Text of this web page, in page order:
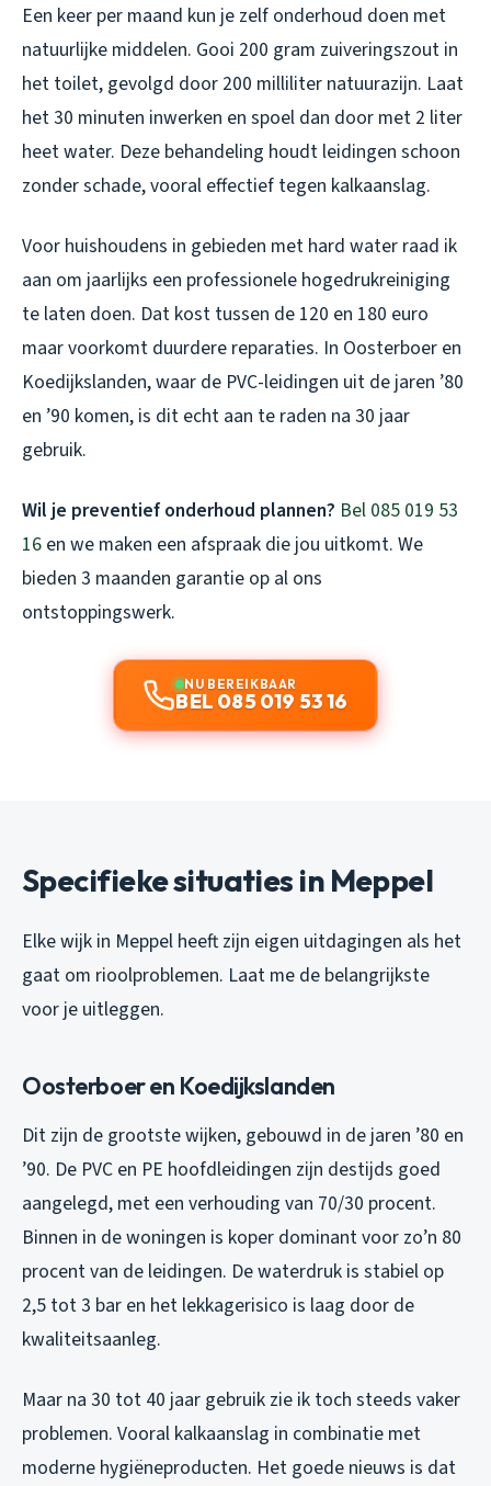
Een keer per maand kun je zelf onderhoud doen met
natuurlijke middelen. Gooi 200 gram zuiveringszout in
het toilet, gevolgd door 200 milliliter natuurazijn. Laat
het 30 minuten inwerken en spoel dan door met 2 liter
heet water. Deze behandeling houdt leidingen schoon
zonder schade, vooral effectief tegen kalkaanslag.
Voor huishoudens in gebieden met hard water raad ik
aan om jaarlijks een professionele hogedrukreiniging
te laten doen. Dat kost tussen de 120 en 180 euro
maar voorkomt duurdere reparaties. In Oosterboer en
Koedijkslanden, waar de PVC-leidingen uit de jaren ’80
en ’90 komen, is dit echt aan te raden na 30 jaar
gebruik.
Wil je preventief onderhoud plannen? Bel 085 019 53
16 en we maken een afspraak die jou uitkomt. We
bieden 3 maanden garantie op al ons
ontstoppingswerk.
NU BEREIKBAAR
BEL 085 019 53 16
Specifieke situaties in Meppel
Elke wijk in Meppel heeft zijn eigen uitdagingen als het
gaat om rioolproblemen. Laat me de belangrijkste
voor je uitleggen.
Oosterboer en Koedijkslanden
Dit zijn de grootste wijken, gebouwd in de jaren ’80 en
’90. De PVC en PE hoofdleidingen zijn destijds goed
aangelegd, met een verhouding van 70/30 procent.
Binnen in de woningen is koper dominant voor zo’n 80
procent van de leidingen. De waterdruk is stabiel op
2,5 tot 3 bar en het lekkagerisico is laag door de
kwaliteitsaanleg.
Maar na 30 tot 40 jaar gebruik zie ik toch steeds vaker
problemen. Vooral kalkaanslag in combinatie met
moderne hygiëneproducten. Het goede nieuws is dat